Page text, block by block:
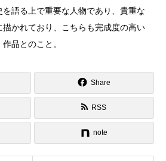
語る上で重要な人物であり、貴重な
描かれており、こちらも完成度の高い
作品とのこと。
Share
RSS
note